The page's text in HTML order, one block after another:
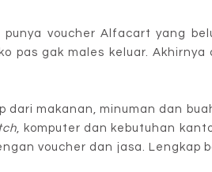
voucher Alfacart yang
pas gak males keluar.
makanan, minuman dan
, komputer dan kebutuhan
voucher dan jasa. Lengkap